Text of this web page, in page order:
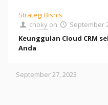
Strategi Bisnis
choky on
September
Keunggulan Cloud CRM
Anda
September 27, 2023